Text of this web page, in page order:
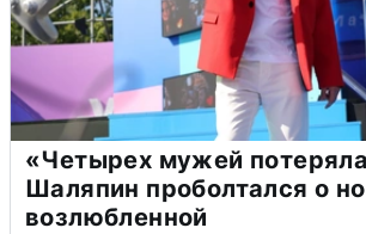
«Четырех мужей
Шаляпин проболтался о
возлюбленной